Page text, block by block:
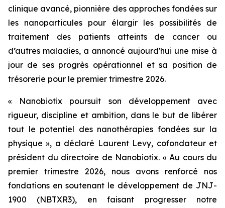
clinique avancé, pionnière des approches fondées sur
les nanoparticules pour élargir les possibilités de
traitement des patients atteints de cancer ou
d’autres maladies, a annoncé aujourd'hui une mise à
jour de ses progrès opérationnel et sa position de
trésorerie pour le premier trimestre 2026.
« Nanobiotix poursuit son développement avec
rigueur, discipline et ambition, dans le but de libérer
tout le potentiel des nanothérapies fondées sur la
physique », a déclaré Laurent Levy, cofondateur et
président du directoire de Nanobiotix. « Au cours du
premier trimestre 2026, nous avons renforcé nos
fondations en soutenant le développement de JNJ-
1900 (NBTXR3), en faisant progresser notre